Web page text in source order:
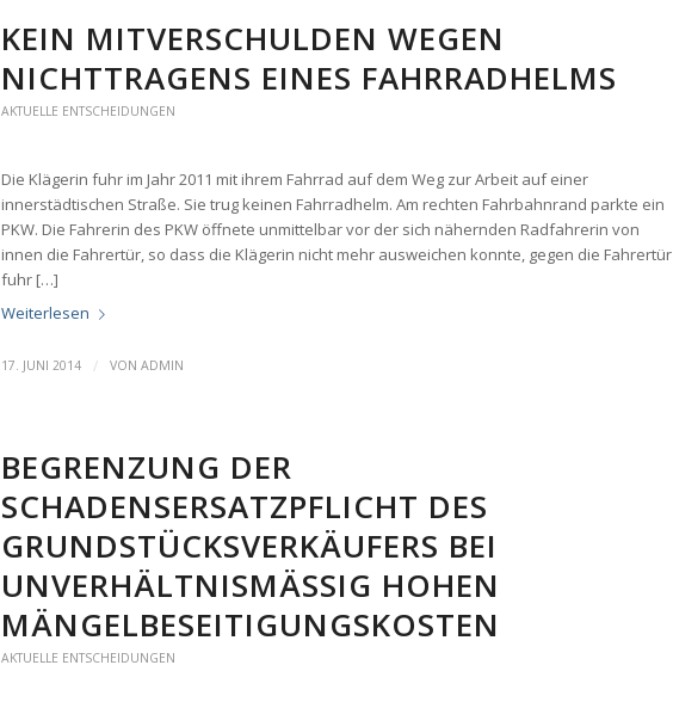
KEIN MITVERSCHULDEN WEGEN
NICHTTRAGENS EINES FAHRRADHELMS
AKTUELLE ENTSCHEIDUNGEN
Die Klägerin fuhr im Jahr 2011 mit ihrem Fahrrad auf dem Weg zur Arbeit auf einer
innerstädtischen Straße. Sie trug keinen Fahrradhelm. Am rechten Fahrbahnrand parkte ein
PKW. Die Fahrerin des PKW öffnete unmittelbar vor der sich nähernden Radfahrerin von
innen die Fahrertür, so dass die Klägerin nicht mehr ausweichen konnte, gegen die Fahrertür
fuhr […]
Weiterlesen
17. JUNI 2014 / VON ADMIN
BEGRENZUNG DER
SCHADENSERSATZPFLICHT DES
GRUNDSTÜCKSVERKÄUFERS BEI
UNVERHÄLTNISMÄSSIG HOHEN M
ÄNGELBESEITIGUNGSKOSTEN
AKTUELLE ENTSCHEIDUNGEN